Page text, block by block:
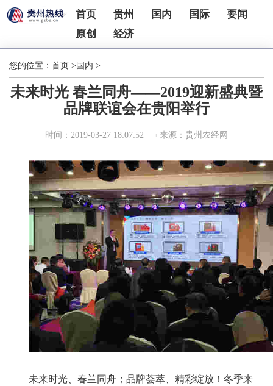
首页 贵州 国内 国际
要闻
原创
经济
您的位置： 首页 > 国内 >
未来时光 春兰同舟——2019迎新盛典暨
品牌联谊会在贵阳举行
时间：2019-03-27 18:07:52 来源：贵州农经网
未来时光、春兰同舟；品牌荟萃、精彩绽放！冬季来